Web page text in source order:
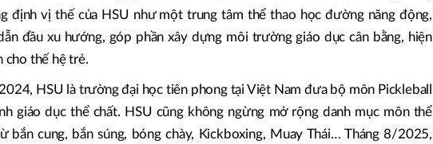
định vị thế của HSU như một trung tâm thể thao học đường năng động,
đầu xu hướng, góp phần xây dựng môi trường giáo dục cân bằng, hiện
cho thế hệ trẻ.
HSU là trường đại học tiên phong tại Việt Nam đưa bộ môn Pickleball
giáo dục thể chất. HSU cũng không ngừng mở rộng danh mục môn thể
bắn cung, bắn súng, bóng chày, Kickboxing, Muay Thái… Tháng 8/2025,